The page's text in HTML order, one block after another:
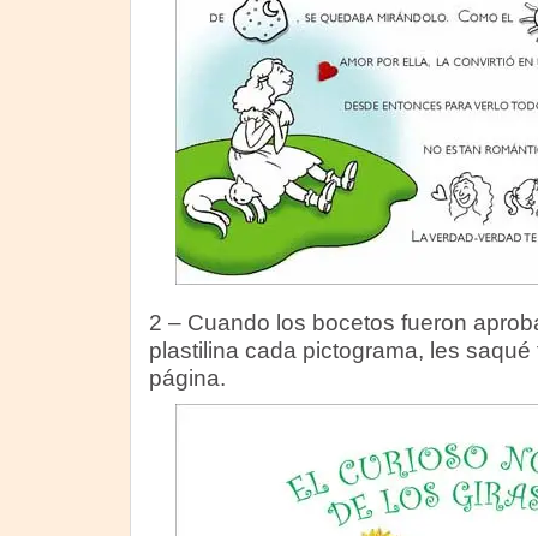
2 – Cuando los bocetos fueron
plastilina cada pictograma, les
página.